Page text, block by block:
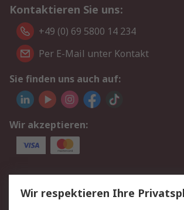
Kontaktieren Sie uns:
+49 (0) 69 5800 14 234
Per E-Mail unter Kontakt
Sie finden uns auch auf:
Wir akzeptieren:
Service
Value Added Services
Wir respektieren Ihre